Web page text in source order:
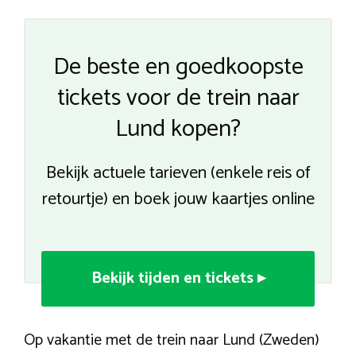
De beste en goedkoopste
tickets voor de trein naar
Lund kopen?
Bekijk actuele tarieven (enkele reis of
retourtje) en boek jouw kaartjes online
Bekijk tijden en tickets ▸
Op vakantie met de trein naar Lund (Zweden)